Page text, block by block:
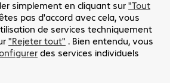
du fournisseur YouTube pour
vidéos. Ce service peut collecter des
Vous trouverez des informations
paramètres de réglage.